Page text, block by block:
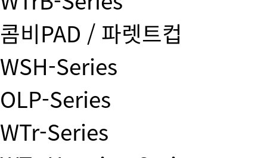
콤비PAD / 파렛트컵
WSH-Series
OLP-Series
WTr-Series